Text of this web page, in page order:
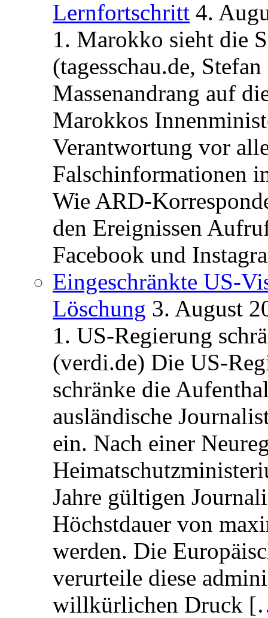
Lernfortschritt 4.
1. Marokko sieht die
(tagesschau.de,
Massenandrang auf
Marokkos
Verantwortung vor
Falschinformationen
Wie ARD-
den Ereignissen
Facebook und
Eingeschränkte US-
Löschung 3. August
1. US-Regierung
(verdi.de) Die US-
schränke die
ausländische
ein. Nach einer
Jahre gültigen
Höchstdauer von
werden. Die
verurteile diese
willkürlichen Druck